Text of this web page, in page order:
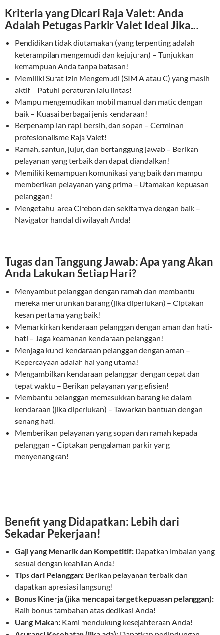
Kriteria yang Dicari Raja Valet: Anda
Adalah Petugas Parkir Valet Ideal Jika…
Pendidikan tidak diutamakan (yang terpenting adalah
keterampilan mengemudi dan kejujuran) – Tunjukkan
kemampuan Anda tanpa batasan!
Memiliki Surat Izin Mengemudi (SIM A atau C) yang masih
aktif – Patuhi peraturan lalu lintas!
Mampu mengemudikan mobil manual dan matic dengan
baik – Kuasai berbagai jenis kendaraan!
Berpenampilan rapi, bersih, dan sopan – Cerminan
profesionalisme Raja Valet!
Ramah, santun, jujur, dan bertanggung jawab – Berikan
pelayanan yang terbaik dan dapat diandalkan!
Memiliki kemampuan komunikasi yang baik dan mampu
memberikan pelayanan yang prima – Utamakan kepuasan
pelanggan!
Mengetahui area Cirebon dan sekitarnya dengan baik –
Navigator handal di wilayah Anda!
Tugas dan Tanggung Jawab: Apa yang Akan
Anda Lakukan Setiap Hari?
Menyambut pelanggan dengan ramah dan membantu
mereka menurunkan barang (jika diperlukan) – Ciptakan
kesan pertama yang baik!
Memarkirkan kendaraan pelanggan dengan aman dan hati-
hati – Jaga keamanan kendaraan pelanggan!
Menjaga kunci kendaraan pelanggan dengan aman –
Kepercayaan adalah hal yang utama!
Mengambilkan kendaraan pelanggan dengan cepat dan
tepat waktu – Berikan pelayanan yang efisien!
Membantu pelanggan memasukkan barang ke dalam
kendaraan (jika diperlukan) – Tawarkan bantuan dengan
senang hati!
Memberikan pelayanan yang sopan dan ramah kepada
pelanggan – Ciptakan pengalaman parkir yang
menyenangkan!
Benefit yang Didapatkan: Lebih dari
Sekadar Pekerjaan!
Gaji yang Menarik dan Kompetitif: Dapatkan imbalan yang
sesuai dengan keahlian Anda!
Tips dari Pelanggan: Berikan pelayanan terbaik dan
dapatkan apresiasi langsung!
Bonus Kinerja (jika mencapai target kepuasan pelanggan):
Raih bonus tambahan atas dedikasi Anda!
Uang Makan: Kami mendukung kesejahteraan Anda!